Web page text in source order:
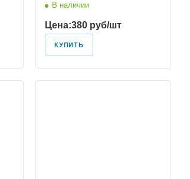
В наличии
Цена:380 руб/шт
КУПИТЬ